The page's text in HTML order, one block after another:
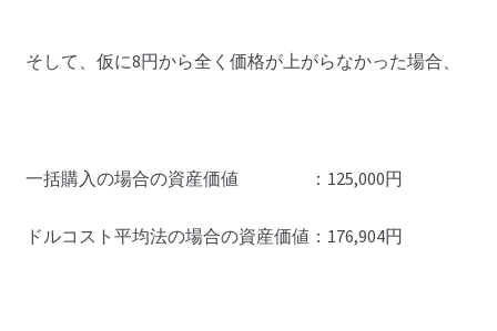
そして、仮に8円から全く価格が上がらなかった場合、
一括購入の場合の資産価値 ：125,000円
ドルコスト平均法の場合の資産価値：176,904円